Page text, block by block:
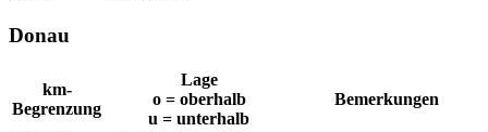
Donau
km-
Begrenzung
Lage
o = oberhalb
u = unterhalb
Bemerkungen